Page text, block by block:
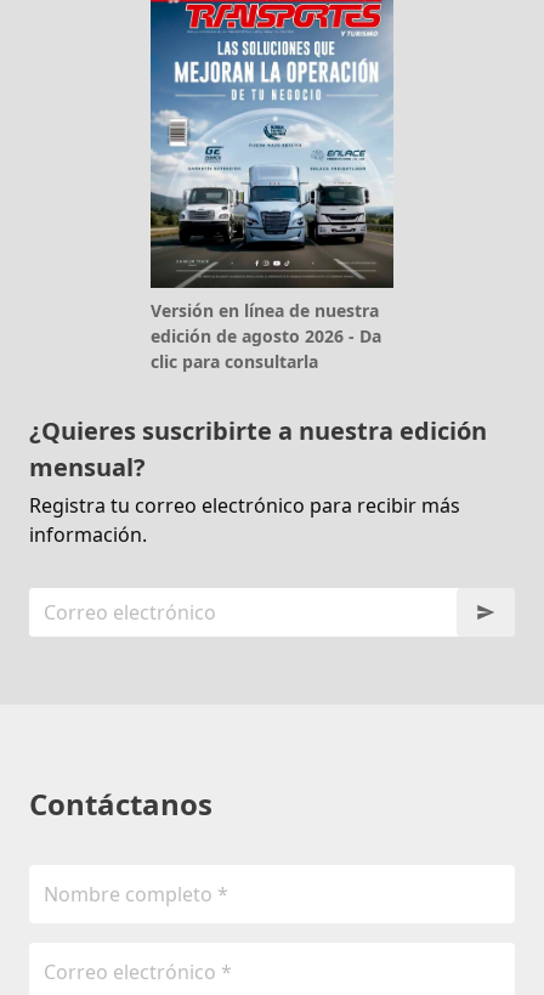
Versión en línea de nuestra
edición de agosto 2026 - Da
clic para consultarla
¿Quieres suscribirte a nuestra edición
mensual?
Registra tu correo electrónico para recibir más
información.
Contáctanos